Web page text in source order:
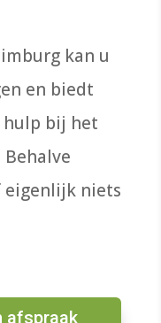
kan u
en biedt
hulp bij het
eigenlijk niets
afspraak